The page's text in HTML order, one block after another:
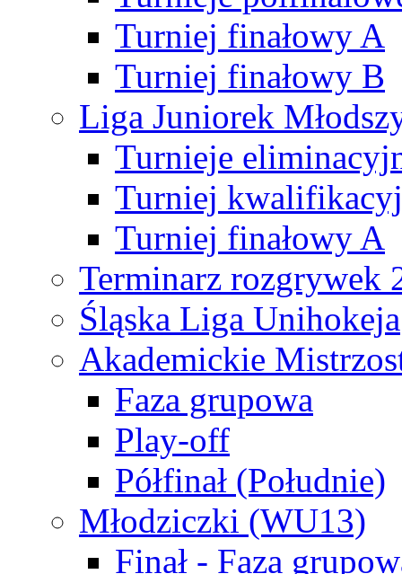
Turniej finałowy A
Turniej finałowy B
Liga Juniorek
Turnieje
Turniej
Turniej finałowy A
Terminarz rozgrywek
Śląska Liga Unihokeja
Akademickie
Faza grupowa
Play-off
Półfinał (Południe)
Młodziczki (WU13)
Finał - Faza